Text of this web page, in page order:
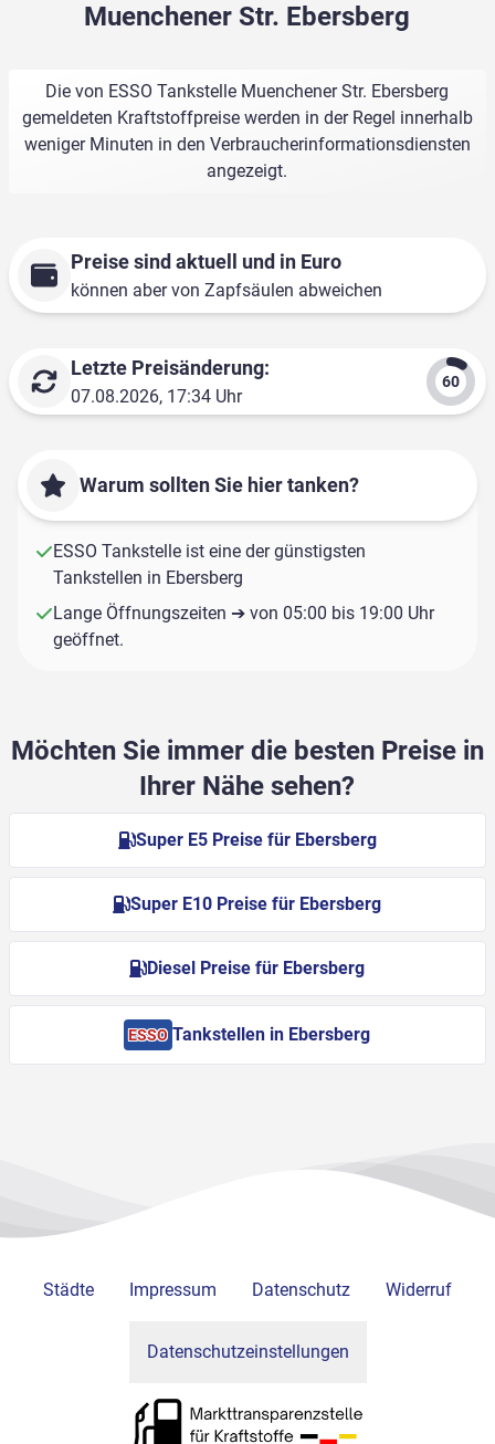
Muenchener Str. Ebersberg
Die von ESSO Tankstelle Muenchener Str. Ebersberg
gemeldeten Kraftstoffpreise werden in der Regel innerhalb
weniger Minuten in den Verbraucherinformationsdiensten
angezeigt.
Preise sind aktuell und in Euro
können aber von Zapfsäulen abweichen
Letzte Preisänderung:
07.08.2026, 17:34 Uhr
Warum sollten Sie hier tanken?
ESSO Tankstelle ist eine der günstigsten
Tankstellen in Ebersberg
Lange Öffnungszeiten ➔ von 05:00 bis 19:00 Uhr
geöffnet.
Möchten Sie immer die besten Preise in
Ihrer Nähe sehen?
Super E5 Preise für Ebersberg
Super E10 Preise für Ebersberg
Diesel Preise für Ebersberg
ESSO Tankstellen in Ebersberg
Städte Impressum Datenschutz Widerruf
Datenschutzeinstellungen